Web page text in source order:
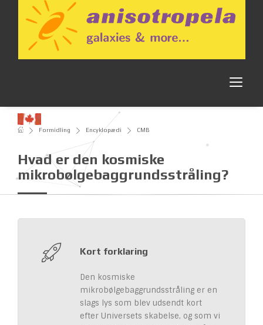
Hvad er den kosmiske
mikrobølgebaggrundsstråling?
Formidling Encyklopædi CMB
Kort forklaring
Den kosmiske
mikrobølgebaggrundsstråling er en
slags lys som blev udsendt kort
efter Universets skabelse, og som vi